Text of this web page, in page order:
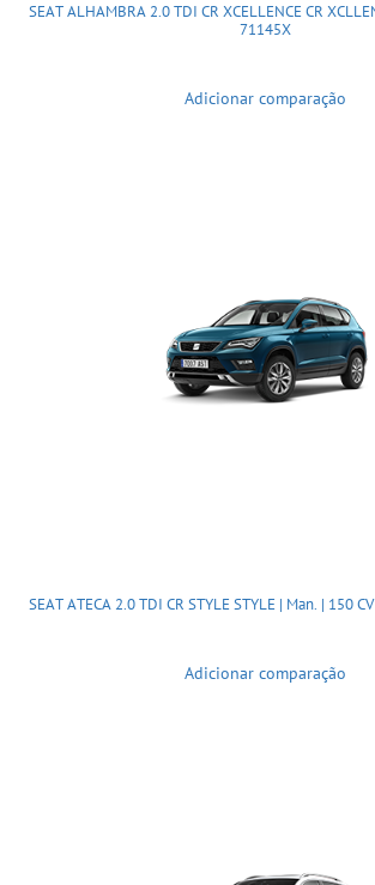
SEAT ALHAMBRA 2.0 TDI CR XCELLENCE CR
71145X
Adicionar comparação
SEAT ATECA 2.0 TDI CR STYLE STYLE | Man. | 150
Adicionar comparação